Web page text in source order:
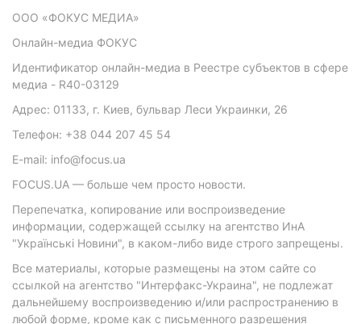
ООО «ФОКУС МЕДИА»
Онлайн-медиа ФОКУС
Идентификатор онлайн-медиа в Реестре субъектов в сфере
медиа - R40-03129
Адрес: 01133, г. Киев, бульвар Леси Украинки, 26
Телефон: +38 044 207 45 54
E-mail: info@focus.ua
FOCUS.UA — больше чем просто новости.
Перепечатка, копирование или воспроизведение
информации, содержащей ссылку на агентство ИнА
"Українські Новини", в каком-либо виде строго запрещены.
Все материалы, которые размещены на этом сайте со
ссылкой на агентство "Интерфакс-Украина", не подлежат
дальнейшему воспроизведению и/или распространению в
любой форме, кроме как с письменного разрешения